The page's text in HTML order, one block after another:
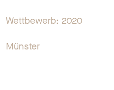
Wettbewerb: 2020
Münster